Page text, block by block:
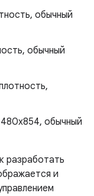
обычный
обычный
обычный
разработать
и